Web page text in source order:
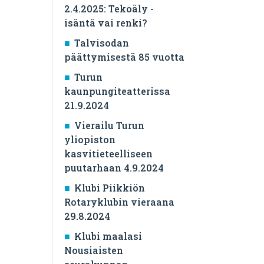
2.4.2025: Tekoäly -
isäntä vai renki?
Talvisodan
päättymisestä 85 vuotta
Turun
kaunpungiteatterissa
21.9.2024
Vierailu Turun
yliopiston
kasvitieteelliseen
puutarhaan 4.9.2024
Klubi Piikkiön
Rotaryklubin vieraana
29.8.2024
Klubi maalasi
Nousiaisten